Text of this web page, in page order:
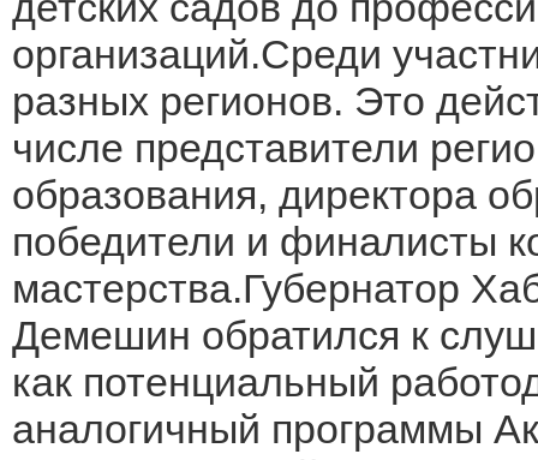
организаций.Среди
разных регионов. Это
числе представители
образования, директора
победители и финалисты
мастерства.Губернатор
Демешин обратился к
как потенциальный
аналогичный программы